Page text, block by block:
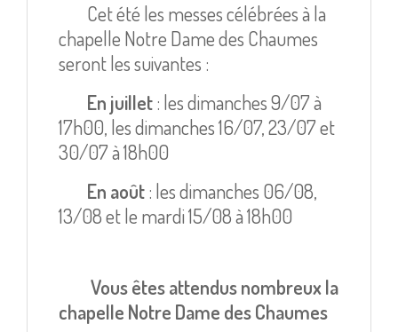
Cet été les messes célébrées à la
chapelle Notre Dame des Chaumes
seront les suivantes :
En juillet: les dimanches 9/07 à
17h00, les dimanches 16/07, 23/07 et
30/07 à 18h00
En août: les dimanches 06/08,
13/08 et le mardi 15/08 à 18h00
Vous êtes attendus nombreux la
chapelle Notre Dame des Chaumes